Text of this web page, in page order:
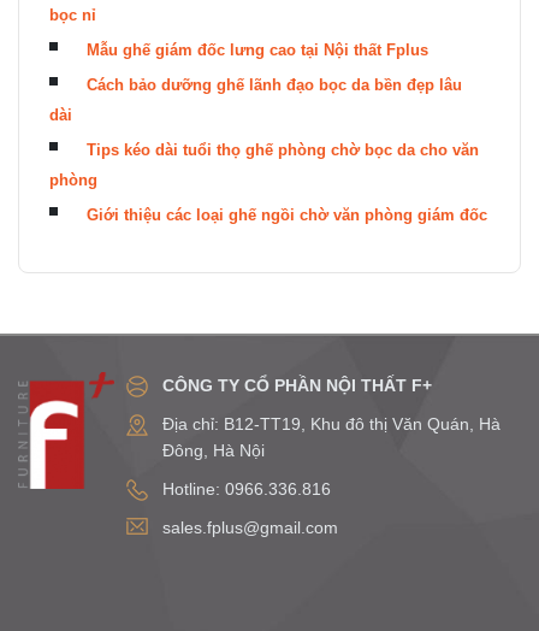
bọc nỉ
Mẫu ghế giám đốc lưng cao tại Nội thất Fplus
Cách bảo dưỡng ghế lãnh đạo bọc da bền đẹp lâu
dài
Tips kéo dài tuổi thọ ghế phòng chờ bọc da cho văn
phòng
Giới thiệu các loại ghế ngồi chờ văn phòng giám đốc
CÔNG TY CỔ PHẦN NỘI THẤT F+
Địa chỉ: B12-TT19, Khu đô thị Văn Quán, Hà
Đông, Hà Nội
Hotline: 0966.336.816
sales.fplus@gmail.com